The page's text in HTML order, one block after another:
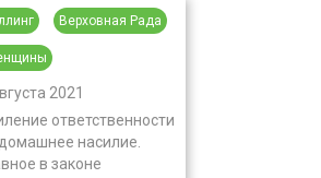
Верховная Рада
2021
ответственности
насилие.
в законе